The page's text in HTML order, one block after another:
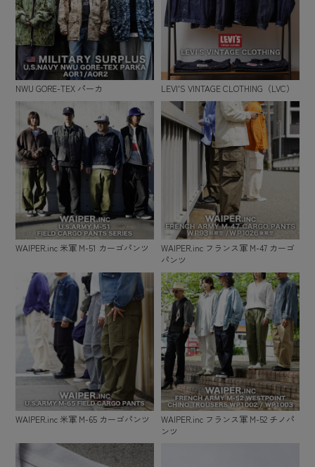
NWU GORE-TEX パーカ LEVI'S VINTAGE CLOTHING（LVC）
WAIPER.inc 米軍 M-51 カーゴパンツ
WAIPER.inc フランス軍 M-47 カーゴ
パンツ
WAIPER.inc 米軍 M-65 カーゴパンツ
WAIPER.inc フランス軍 M-52 チノパ
ンツ